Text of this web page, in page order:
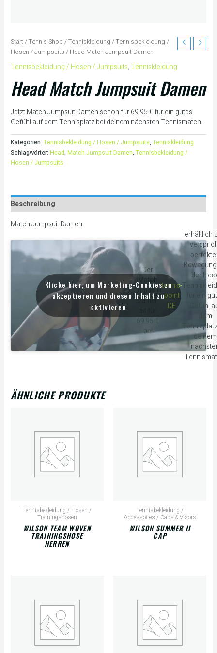
Start/Tennis Shop /Tenniskleidung /Tennisbekleidung /
Hosen / Jumpsuits / Head Match Jumpsuit Damen
Tennisbekleidung / Hosen / Jumpsuits,Tenniskleidung
Head Match Jumpsuit Damen
Jetzt Match Jumpsuit Damen schon für 69.95 € für ein gutes
Gefühl auf dem Tennisplatz bei deinem nächsten Tennismatch.
Kategorien: Tennisbekleidung / Hosen / Jumpsuits, Tenniskleidung
Schlagwörter: Head, Match Jumpsuit Damen, Tennisbekleidung /
Hosen / Jumpsuits
Beschreibung
Match Jumpsuit Damen
Der
Match
Jumpsuit
Damen
69.95 €
bei
tennis-
point
DE
erhältlich
der
für ein
Gefühl
dem
deinem
Klicke hier, um Marketing-Cookies zu
akzeptieren und diesen Inhalt zu
aktivieren
ÄHNLICHE PRODUKTE
Tennisbekleidung / Hosen /
Trainingshosen
WILSON TEAM WOVEN
TRAININGSHOSE
HERREN
Tennisbekleidung /
Accessoires / Caps & Visors
WILSON SUMMER II
CAP